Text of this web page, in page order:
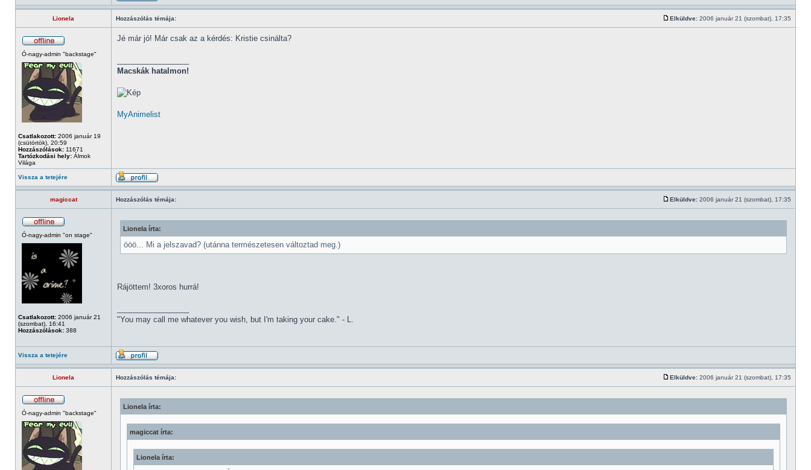
Lionela Hozzászólás témája: Elküldve: 2006 január 21 (szombat), 17:35
Ó-nagy-admin "backstage"
Csatlakozott: 2006 január 19
(csütörtök), 20:59
Hozzászólások: 11671
Tartózkodási hely: Álmok
Világa
Jé már jó! Már csak az a kérdés: Kristie csinálta?
Macskák hatalmon!
MyAnimelist
Vissza a tetejére
magiccat Hozzászólás témája: Elküldve: 2006 január 21 (szombat), 17:35
Ó-nagy-admin "on stage"
Csatlakozott: 2006 január 21
(szombat), 16:41
Hozzászólások: 388
Lionela írta:
ööö... Mi a jelszavad? (utánna természetesen változtad meg.)
Rájöttem! 3xoros hurrá!
"You may call me whatever you wish, but I'm taking your cake." - L.
Vissza a tetejére
Lionela Hozzászólás témája: Elküldve: 2006 január 21 (szombat), 17:35
Ó-nagy-admin "backstage"
Lionela írta:
magiccat írta:
Lionela írta: